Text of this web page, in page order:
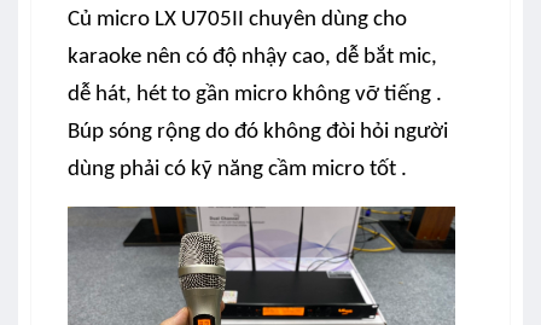
Củ micro LX U705II chuyên dùng cho
karaoke nên có độ nhậy cao, dễ bắt mic,
dễ hát, hét to gần micro không vỡ tiếng .
Búp sóng rộng do đó không đòi hỏi người
dùng phải có kỹ năng cầm micro tốt .